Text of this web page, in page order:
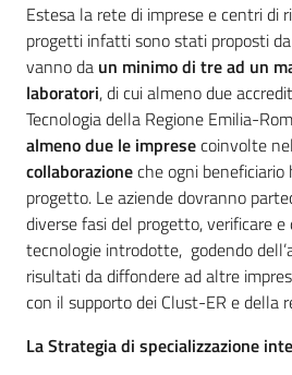
Estesa la rete di imprese e centri di
progetti infatti sono stati proposti
vanno da un minimo di tre ad un
laboratori, di cui almeno due
Tecnologia della Regione Emilia-
almeno due le impresecoinvolte
collaborazioneche ogni
progetto. Le aziende dovranno
diverse fasi del progetto, verificare
tecnologie introdotte, godendo
risultati da diffondere ad altre
con il supporto dei Clust-ER e della
La Strategia di specializzazione